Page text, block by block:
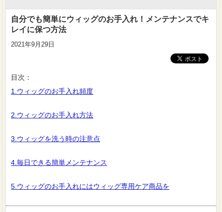
自分でも簡単にウィッグのお手入れ！メンテナンスでキ
レイに保つ方法
2021年9月29日
目次：
1.ウィッグのお手入れ頻度
2.ウィッグのお手入れ方法
3.ウィッグを洗う時の注意点
4.毎日できる簡単メンテナンス
5.ウィッグのお手入れにはウィッグ専用ケア商品を